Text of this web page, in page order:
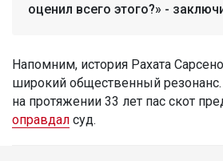
оценил всего этого?» -
Напомним, история Рахата
широкий общественный
на протяжении 33 лет пас скот
оправдал суд.